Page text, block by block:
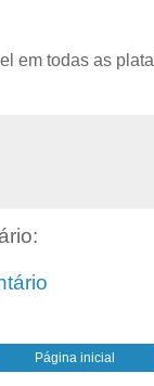
em todas as
Página inicial